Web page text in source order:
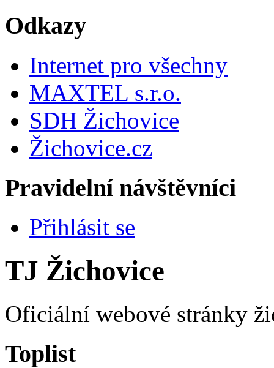
Odkazy
Internet pro všechny
MAXTEL s.r.o.
SDH Žichovice
Žichovice.cz
Pravidelní návštěvníci
Přihlásit se
TJ Žichovice
Oficiální webové stránky
Toplist